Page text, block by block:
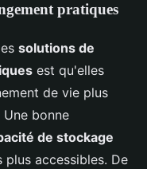
pratiques
solutions de
est qu'elles
de vie plus
bonne
de stockage
accessibles. De